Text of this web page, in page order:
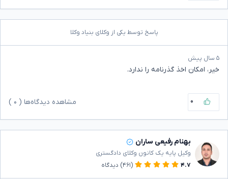
پاسخ توسط یکی از وکلای بنیاد وکلا
۵ سال پیش
خیر، امکان اخذ گذرنامه را ندارد.
۰ مشاهده دیدگاه‌ها ( ۰
بهنام رفیعی ساران
وکیل پایه یک کانون وکلای دادگستری
۴.۷
(۴۶۱) دیدگاه